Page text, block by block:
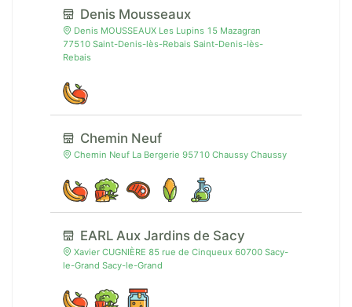
Denis Mousseaux
Denis MOUSSEAUX Les Lupins 15 Mazagran
77510 Saint-Denis-lès-Rebais Saint-Denis-lès-
Rebais
Chemin Neuf
Chemin Neuf La Bergerie 95710 Chaussy Chaussy
EARL Aux Jardins de Sacy
Xavier CUGNIÈRE 85 rue de Cinqueux 60700 Sacy-
le-Grand Sacy-le-Grand